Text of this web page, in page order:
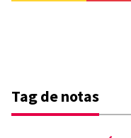
Tag de notas